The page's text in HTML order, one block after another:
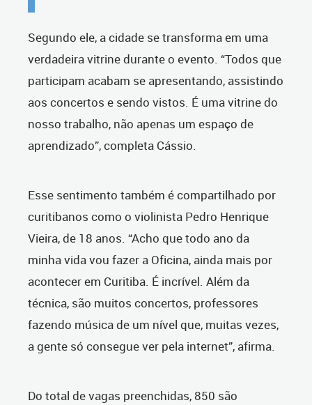
Segundo ele, a cidade se transforma em uma
verdadeira vitrine durante o evento. “Todos que
participam acabam se apresentando, assistindo
aos concertos e sendo vistos. É uma vitrine do
nosso trabalho, não apenas um espaço de
aprendizado”, completa Cássio.
Esse sentimento também é compartilhado por
curitibanos como o violinista Pedro Henrique
Vieira, de 18 anos. “Acho que todo ano da
minha vida vou fazer a Oficina, ainda mais por
acontecer em Curitiba. É incrível. Além da
técnica, são muitos concertos, professores
fazendo música de um nível que, muitas vezes,
a gente só consegue ver pela internet”, afirma.
Do total de vagas preenchidas, 850 são